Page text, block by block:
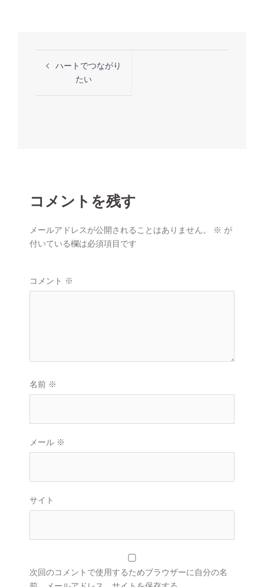
ナ
ン
ハートでつながり
たい
コメントを残す
メールアドレスが公開されることはありません。 ※ が
付いている欄は必須項目です
コメント ※
名前 ※
メール ※
サイト
次回のコメントで使用するためブラウザーに自分の名